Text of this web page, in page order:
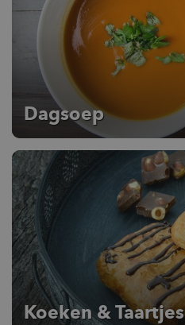
Dagsoep
Koeken & Taartjes